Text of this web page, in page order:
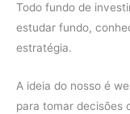
Todo fundo de
estudar fundo,
estratégia.
A ideia do nosso é
para tomar decisões